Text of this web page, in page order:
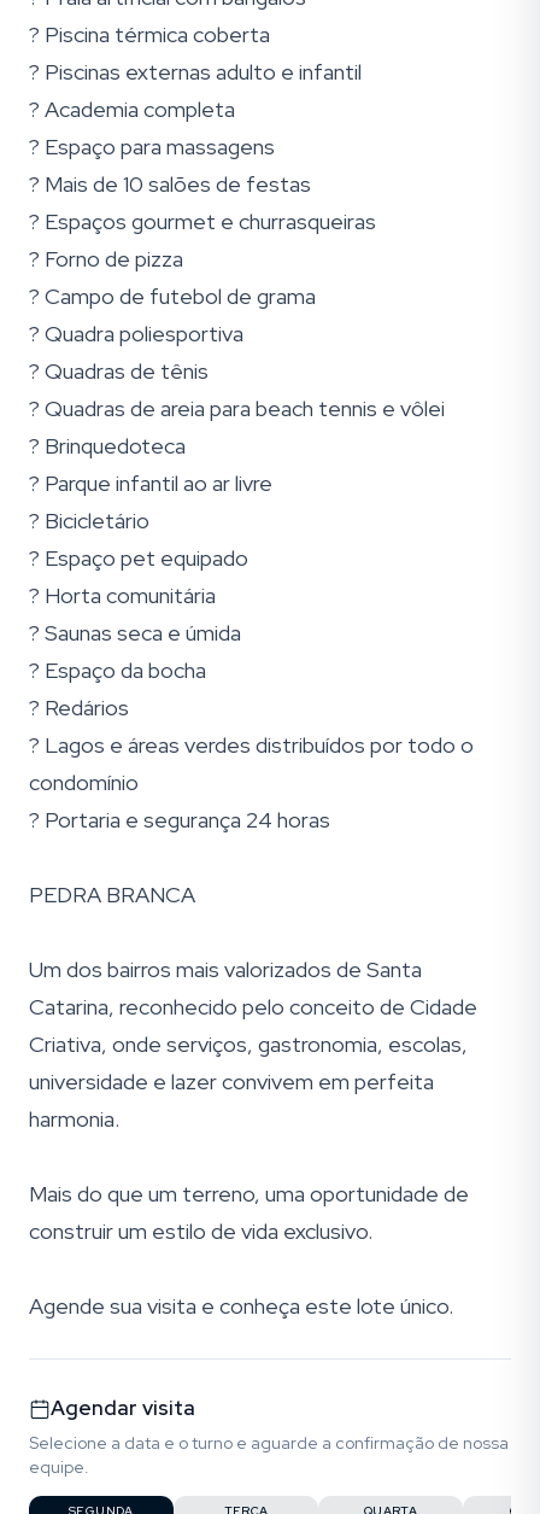
? Piscina térmica coberta
? Piscinas externas adulto e infantil
? Academia completa
? Espaço para massagens
? Mais de 10 salões de festas
? Espaços gourmet e churrasqueiras
? Forno de pizza
? Campo de futebol de grama
? Quadra poliesportiva
? Quadras de tênis
? Quadras de areia para beach tennis e vôlei
? Brinquedoteca
? Parque infantil ao ar livre
? Bicicletário
? Espaço pet equipado
? Horta comunitária
? Saunas seca e úmida
? Espaço da bocha
? Redários
? Lagos e áreas verdes distribuídos por todo o
condomínio
? Portaria e segurança 24 horas
PEDRA BRANCA
Um dos bairros mais valorizados de Santa
Catarina, reconhecido pelo conceito de Cidade
Criativa, onde serviços, gastronomia, escolas,
universidade e lazer convivem em perfeita
harmonia.
Mais do que um terreno, uma oportunidade de
construir um estilo de vida exclusivo.
Agende sua visita e conheça este lote único.
Agendar visita
Selecione a data e o turno e aguarde a confirmação de nossa
equipe.